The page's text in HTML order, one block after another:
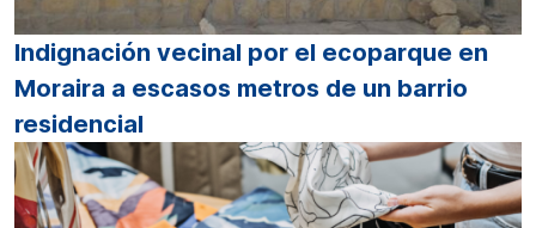
Indignación vecinal por el ecoparque en
Moraira a escasos metros de un barrio
residencial